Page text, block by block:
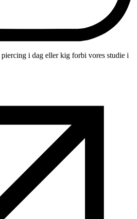
i dag eller kig forbi vores studie i